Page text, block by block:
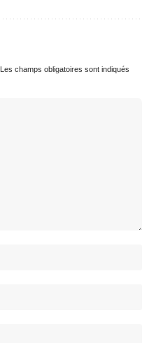
Les champs obligatoires sont indiqués